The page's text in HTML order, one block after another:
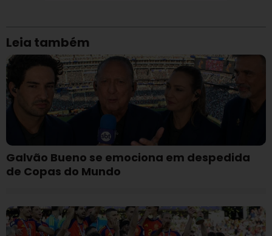
Leia também
Galvão Bueno se emociona em despedida
de Copas do Mundo